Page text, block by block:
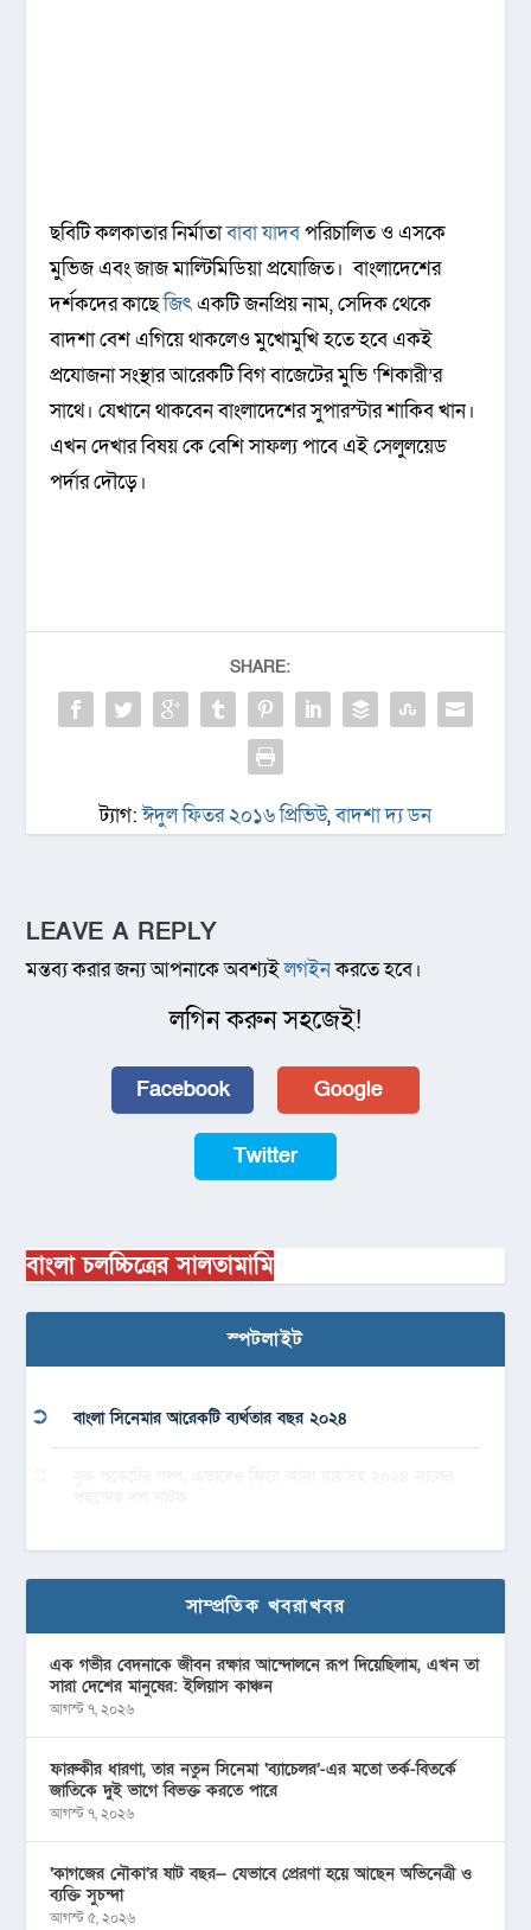
ছবিটি কলকাতার নির্মাতাবাবা যাদবপরিচালিত ও এসকে
মুভিজ এবং জাজ মাল্টিমিডিয়া প্রযোজিত। বাংলাদেশের
দর্শকদের কাছেজিৎএকটি জনপ্রিয় নাম, সেদিক থেকে
বাদশা বেশ এগিয়ে থাকলেও মুখোমুখি হতে হবে একই
প্রযোজনা সংস্থার আরেকটি বিগ বাজেটের মুভি ‘শিকারী’র
সাথে। যেখানে থাকবেন বাংলাদেশের সুপারস্টার শাকিব খান।
এখন দেখার বিষয় কে বেশি সাফল্য পাবে এই সেলুলয়েড
পর্দার দৌড়ে।
SHARE:
ট্যাগ:ঈদুল ফিতর ২০১৬ প্রিভিউ,বাদশা দ্য ডন
LEAVE A REPLY
মন্তব্য করার জন্য আপনাকে অবশ্যইলগইনকরতে হবে।
লগিন করুন সহজেই!
Facebook Google
Twitter
বাংলা চলচ্চিত্রের সালতামামি
স্পটলাইট
বাংলা সিনেমার আরেকটি ব্যর্থতার বছর ২০২৪
সাম্প্রতিক খবরাখবর
এক গভীর বেদনাকে জীবন রক্ষার আন্দোলনে রূপ দিয়েছিলাম, এখন তা
সারা দেশের মানুষের: ইলিয়াস কাঞ্চন
আগস্ট ৭, ২০২৬
ফারুকীর ধারণা, তার নতুন সিনেমা ‘ব্যাচেলর’-এর মতো তর্ক-বিতর্কে
জাতিকে দুই ভাগে বিভক্ত করতে পারে
আগস্ট ৭, ২০২৬
‘কাগজের নৌকা’র ষাট বছর— যেভাবে প্রেরণা হয়ে আছেন অভিনেত্রী ও
ব্যক্তি সুচন্দা
আগস্ট ৫, ২০২৬